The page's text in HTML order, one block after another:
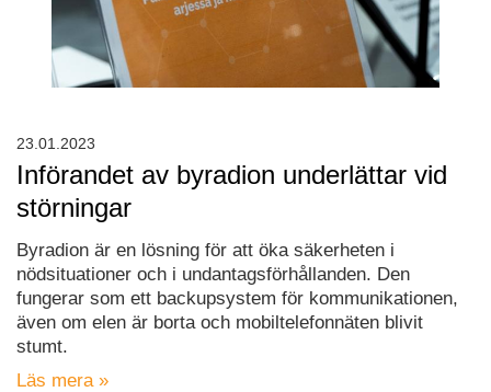
Införandet av byradion underlättar vid
störningar
Byradion är en lösning för att öka säkerheten i
nödsituationer och i undantagsförhållanden. Den
fungerar som ett backupsystem för kommunikationen,
även om elen är borta och mobiltelefonnäten blivit
stumt.
Läs mera »
23.01.2023